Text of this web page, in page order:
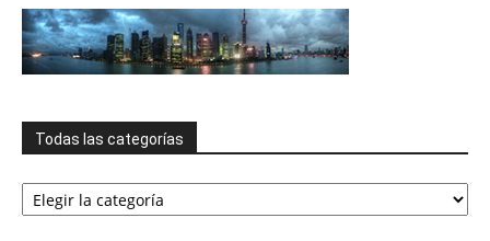
Todas las categorías
Todas
las